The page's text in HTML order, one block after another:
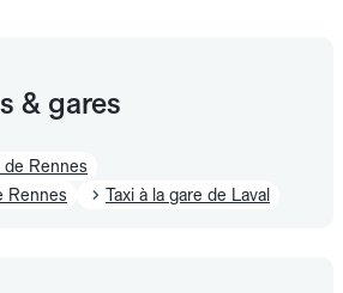
& gares
de Rennes
Rennes
Taxi à la gare de Laval